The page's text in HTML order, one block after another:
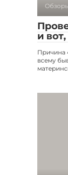
и
Причина
всему